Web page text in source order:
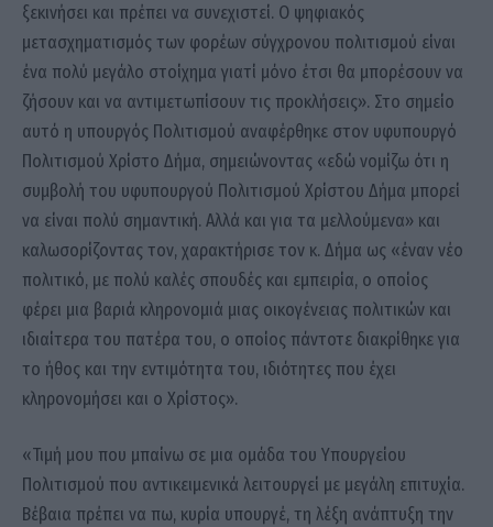
ξεκινήσει και πρέπει να συνεχιστεί. Ο ψηφιακός
μετασχηματισμός των φορέων σύγχρονου πολιτισμού είναι
ένα πολύ μεγάλο στοίχημα γιατί μόνο έτσι θα μπορέσουν να
ζήσουν και να αντιμετωπίσουν τις προκλήσεις». Στο σημείο
αυτό η υπουργός Πολιτισμού αναφέρθηκε στον υφυπουργό
Πολιτισμού Χρίστο Δήμα, σημειώνοντας «εδώ νομίζω ότι η
συμβολή του υφυπουργού Πολιτισμού Χρίστου Δήμα μπορεί
να είναι πολύ σημαντική. Αλλά και για τα μελλούμενα» και
καλωσορίζοντας τον, χαρακτήρισε τον κ. Δήμα ως «έναν νέο
πολιτικό, με πολύ καλές σπουδές και εμπειρία, ο οποίος
φέρει μια βαριά κληρονομιά μιας οικογένειας πολιτικών και
ιδιαίτερα του πατέρα του, ο οποίος πάντοτε διακρίθηκε για
το ήθος και την εντιμότητα του, ιδιότητες που έχει
κληρονομήσει και ο Χρίστος».
«Τιμή μου που μπαίνω σε μια ομάδα του Υπουργείου
Πολιτισμού που αντικειμενικά λειτουργεί με μεγάλη επιτυχία.
Βέβαια πρέπει να πω, κυρία υπουργέ, τη λέξη ανάπτυξη την